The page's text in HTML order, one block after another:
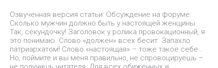
Озвученная версия статьи: Обсуждение на форуме:
Сколько мужчин должно быть у настоящей женщины
Так, секундочку! Заголовок у ролика провокационный, я
это понимаю. Слово «должен» всех бесит. Запахло
патриархатом! Слово «настоящая» – тоже такое себе…
Но, поймите и вы меня правильно, не спровоцируешь –